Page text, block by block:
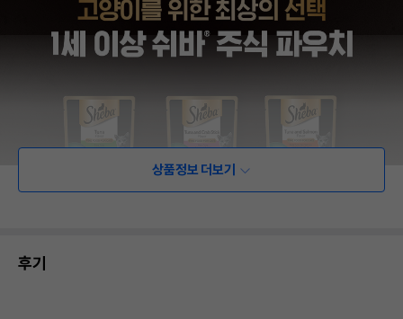
상품정보 더보기
후기